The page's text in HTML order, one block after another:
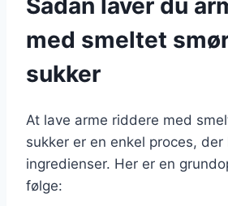
med smeltet
sukker
At lave arme riddere med
sukker er en enkel proces,
ingredienser. Her er en
følge: